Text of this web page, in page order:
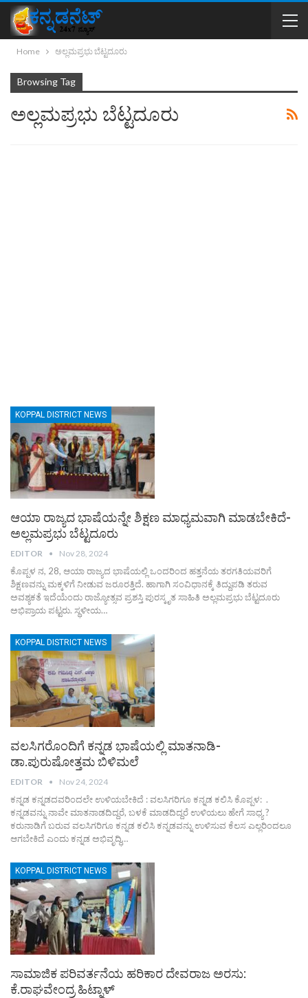
Home ಅಲ್ಲಮಪ್ರಭು ಬೆಟ್ಟದೂರು
Browsing Tag
ಅಲ್ಲಮಪ್ರಭು ಬೆಟ್ಟದೂರು
KOPPAL DISTRICT NEWS
ಆಯಾ ರಾಜ್ಯದ ಭಾಷೆಯನ್ನೇ ಶಿಕ್ಷಣ ಮಾಧ್ಯಮವಾಗಿ ಮಾಡಬೇಕಿದೆ-
ಅಲ್ಲಮಪ್ರಭು ಬೆಟ್ಟದೂರು
EDITOR Nov 28, 2024
ಕೊಪ್ಪಳ ನ, 28, ಆಯಾ ರಾಜ್ಯದ ಭಾಷೆಯಲ್ಲಿ ಒಂದರಿಂದ ಹತ್ತನೆಯ ತರಗತಿಯವರಿಗೆ
ಶಿಕ್ಷಣವನ್ನು ಮಕ್ಕಳಿಗೆ ನೀಡುವ ಜರೂರತ್ತಿದೆ. ಹಾಗಾಗಿ ಸಂವಿಧಾನಕ್ಕೆ ತಿದ್ದುಪಡಿ ತರುವ
ಅವಶ್ಯಕತೆ ಇದೆಯೆಂದು ರಾಜ್ಯೋತ್ಸವ ಪ್ರಶಸ್ತಿ ಪುರಸ್ಕೃತ ಸಾಹಿತಿ ಅಲ್ಲಮಪ್ರಭು ಬೆಟ್ಟದೂರು
ಅಭಿಪ್ರಾಯ ಪಟ್ಟರು. ಸ್ಥಳೀಯ…
KOPPAL DISTRICT NEWS
ವಲಸಿಗರೊಂದಿಗೆ ಕನ್ನಡ ಭಾಷೆಯಲ್ಲಿ ಮಾತನಾಡಿ-
ಡಾ.ಪುರುಷೋತ್ತಮ ಬಿಳಿಮಲೆ
EDITOR Nov 24, 2024
ಕನ್ನಡ ಕನ್ನಡದವರಿಂದಲೇ ಉಳಿಯಬೇಕಿದೆ : ವಲಸಿಗರಿಗೂ ಕನ್ನಡ ಕಲಿಸಿ ಕೊಪ್ಪಳ: .
ಕನ್ನಡವನ್ನು ನಾವೇ ಮಾತನಾಡದಿದ್ದರೆ, ಬಳಕೆ ಮಾಡದಿದ್ದರೆ ಉಳಿಯಲು ಹೇಗೆ ಸಾಧ್ಯ ?
ಕರುನಾಡಿಗೆ ಬರುವ ವಲಸಿಗರಿಗೂ ಕನ್ನಡ ಕಲಿಸಿ ಕನ್ನಡವನ್ನು ಉಳಿಸುವ ಕೆಲಸ ಎಲ್ಲರಿಂದಲೂ
ಆಗಬೇಕಿದೆ ಎಂದು ಕನ್ನಡ ಅಭಿವೃದ್ಧಿ…
KOPPAL DISTRICT NEWS
ಸಾಮಾಜಿಕ ಪರಿವರ್ತನೆಯ ಹರಿಕಾರ ದೇವರಾಜ ಅರಸು:
ಕೆ.ರಾಘವೇಂದ್ರ ಹಿಟ್ನಾಳ್